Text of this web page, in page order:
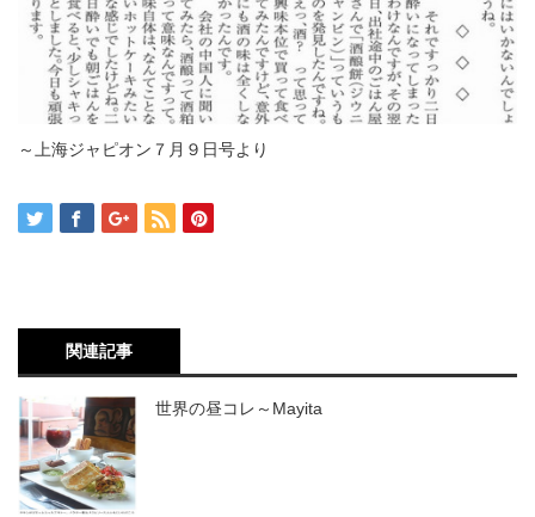
～上海ジャピオン７月９日号より
関連記事
世界の昼コレ～Mayita